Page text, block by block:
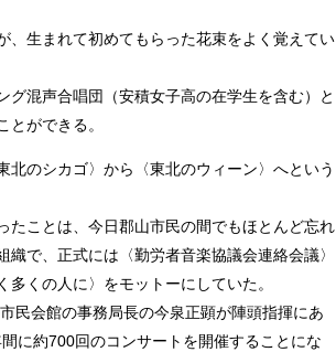
、生まれて初めてもらった花束をよく覚えてい
混声合唱団（安積女子高の在学生を含む）と
ができる。
のシカゴ〉から〈東北のウィーン〉へという
たことは、今日郡山市民の間でもほとんど忘れ
で、正式には〈勤労者音楽協議会連絡会議〉
くの人に〉をモットーにしていた。
民会館の事務局長の今泉正顕が陣頭指揮にあ
に約700回のコンサートを開催することにな